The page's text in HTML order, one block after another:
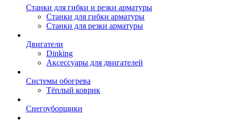
Станки для гибки и резки арматуры
Станки для гибки арматуры
Станки для резки арматуры
Двигатели
Dinking
Аксессуары для двигателей
Системы обогрева
Тёплый коврик
Снегоуборщики